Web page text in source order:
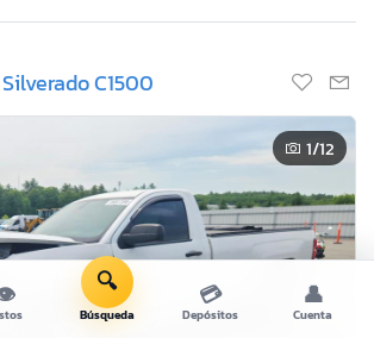
C1500
1/12
🔍
Búsqueda
💳
Depósitos
👤
Cuenta